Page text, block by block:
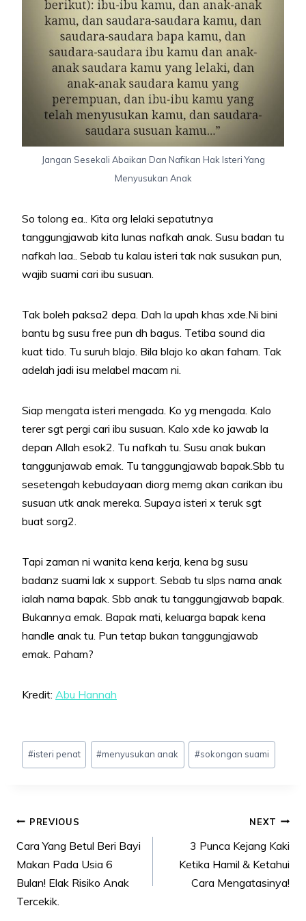
Jangan Sesekali Abaikan Dan Nafikan Hak Isteri Yang
Menyusukan Anak
So tolong ea.. Kita org lelaki sepatutnya
tanggungjawab kita lunas nafkah anak. Susu badan tu
nafkah laa.. Sebab tu kalau isteri tak nak susukan pun,
wajib suami cari ibu susuan.
Tak boleh paksa2 depa. Dah la upah khas xde.Ni bini
bantu bg susu free pun dh bagus. Tetiba sound dia
kuat tido. Tu suruh blajo. Bila blajo ko akan faham. Tak
adelah jadi isu melabel macam ni.
Siap mengata isteri mengada. Ko yg mengada. Kalo
terer sgt pergi cari ibu susuan. Kalo xde ko jawab la
depan Allah esok2. Tu nafkah tu. Susu anak bukan
tanggunjawab emak. Tu tanggungjawab bapak.Sbb tu
sesetengah kebudayaan diorg memg akan carikan ibu
susuan utk anak mereka. Supaya isteri x teruk sgt
buat sorg2.
Tapi zaman ni wanita kena kerja, kena bg susu
badanz suami lak x support. Sebab tu slps nama anak
ialah nama bapak. Sbb anak tu tanggungjawab bapak.
Bukannya emak. Bapak mati, keluarga bapak kena
handle anak tu. Pun tetap bukan tanggungjawab
emak. Paham?
Kredit: Abu Hannah
Post
Tags:
#isteri penat #menyusukan anak #sokongan suami
Post
navigation
PREVIOUS
Cara Yang Betul Beri Bayi
Makan Pada Usia 6
Bulan! Elak Risiko Anak
Tercekik.
NEXT
3 Punca Kejang Kaki
Ketika Hamil & Ketahui
Cara Mengatasinya!